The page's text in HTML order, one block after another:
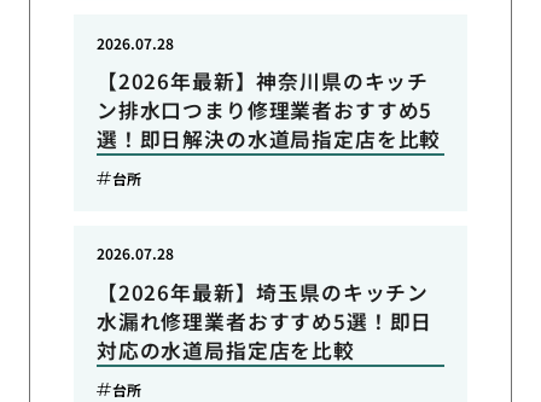
【2026年最新】神奈川県のキッチ
ン排水口つまり修理業者おすすめ5
選！即日解決の水道局指定店を比較
2026.07.28
台所
【2026年最新】埼玉県のキッチン
水漏れ修理業者おすすめ5選！即日
対応の水道局指定店を比較
2026.07.28
台所